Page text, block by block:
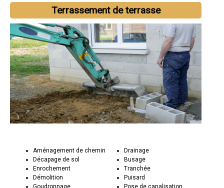
Terrassement de terrasse
Aménagement de chemin
Décapage de sol
Enrochement
Démolition
Goudronnage
Drainage
Busage
Tranchée
Puisard
Pose de canalisation